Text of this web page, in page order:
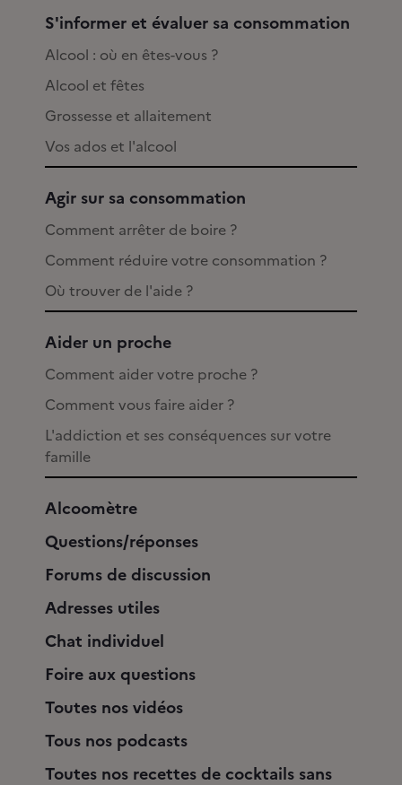
S'informer et évaluer sa consommation
Alcool : où en êtes-vous ?
Alcool et fêtes
Grossesse et allaitement
Vos ados et l'alcool
Agir sur sa consommation
Comment arrêter de boire ?
Comment réduire votre consommation ?
Où trouver de l'aide ?
Aider un proche
Comment aider votre proche ?
Comment vous faire aider ?
L'addiction et ses conséquences sur votre
famille
Alcoomètre
Questions/réponses
Forums de discussion
Adresses utiles
Chat individuel
Foire aux questions
Toutes nos vidéos
Tous nos podcasts
Toutes nos recettes de cocktails sans